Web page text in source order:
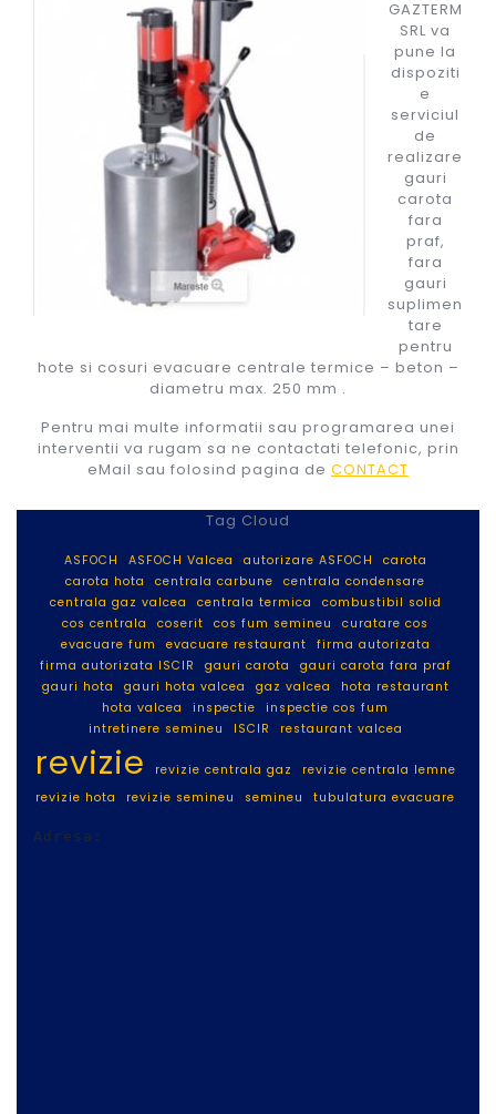
GAZTERM
SRL va
pune la
dispoziti
e
serviciul
de
realizare
gauri
carota
fara
praf,
fara
gauri
suplimen
tare
pentru
hote si cosuri evacuare centrale termice – beton –
diametru max. 250 mm .
Pentru mai multe informatii sau programarea unei
interventii va rugam sa ne contactati telefonic, prin
eMail sau folosind pagina de CONTACT
Tag Cloud
ASFOCH ASFOCH Valcea autorizare ASFOCH
carota
carota hota
centrala carbune
centrala condensare
centrala gaz valcea
centrala termica
combustibil solid
cos centrala
coserit cos fum semineu
curatare cos
evacuare fum
evacuare restaurant
firma autorizata
firma autorizata ISCIR
gauri carota
gauri carota fara praf
gauri hota
gauri hota valcea gaz valcea
hota restaurant
hota valcea
inspectie
inspectie cos fum
intretinere semineu
ISCIR restaurant valcea
revizie revizie centrala gaz
revizie centrala lemne
revizie hota
revizie semineu semineu tubulatura evacuare